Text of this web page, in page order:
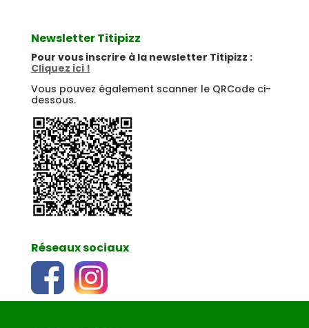
Newsletter Titipizz
Pour vous inscrire à la newsletter Titipizz :
Cliquez ici !
Vous pouvez également scanner le QRCode ci-
dessous.
Réseaux sociaux